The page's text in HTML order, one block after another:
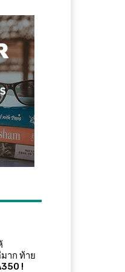
าก ท้าย
!